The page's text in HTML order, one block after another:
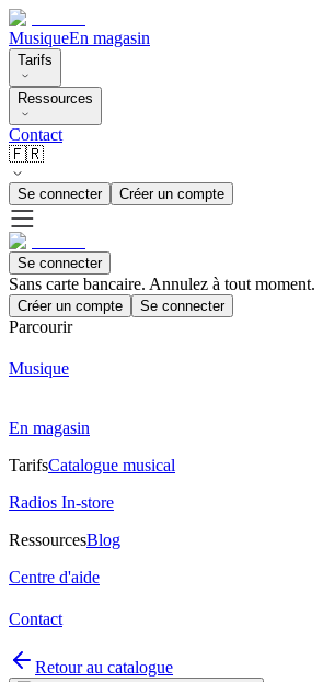
MusiqueEn magasin
Tarifs
Ressources
Contact
🇫🇷
Se connecter Créer un compte
Se connecter
Sans carte bancaire. Annulez à tout moment.
Créer un compte Se connecter
Parcourir
Musique
En magasin
TarifsCatalogue musical
Radios In-store
RessourcesBlog
Centre d'aide
Contact
Retour au catalogue